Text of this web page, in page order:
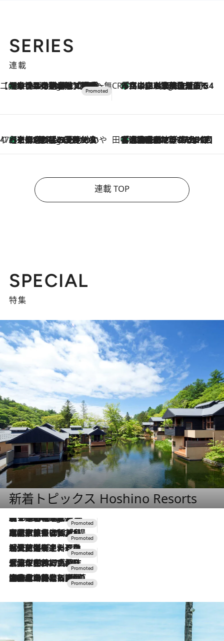
SERIES
連載
【CREA×星野リゾート】唯一無二。癒しと発見が待つ場所へ
5 Hours Ago
【トンボの足水浴】ヒノキの香りに包まれて涼感マックス！約13℃の湧水かけ流しを避暑地「星野温泉 トンボの湯」で体験 CREA'S CHOICE
7 Hours Ago
「立川にも歌舞伎があるんだよ」 片岡仁左衛門・市川中車ら豪華座組みで4年目の立川立飛歌舞伎へ
47都道府県の手みやげ ひんやりスイーツで夏を満喫
7 Hours Ago
【京都府】この夏絶対食べたい 冷やしておいしいおやつ3選 ひと口目から心を掴む新緑のテリーヌ 田中稲の勝手に再ブーム
2026.8.7
「湘南乃風に憧れて」観客大盛上がりの“タオル回し”に、ラッパー顔負けの高速歌唱まで…さだまさし（74）のアグレッシブすぎる現在地
連載 TOP
SPECIAL
特集
新着トピックス Hoshino Resorts
5 Hours Ago
【トンボの足水浴】ヒノキの香りに包まれて涼感マックス！約13℃の湧水かけ流しを避暑地「星野温泉 トンボの湯」で体験
2026.7.31
【ホテル帰省】という選択肢をOMOが提案。家族とほどよい距離を保つには「昼は実家、夜は気兼ねなくホテルで！」
2026.7.24
【夏限定ディナーコース】旬を迎える稚鮎や花ズッキーニなどをイタリア・トスカーナの郷土料理の手法で満喫！
2026.7.17
「土佐和ハーブかき氷」がOMO7高知に登場！生姜、山椒、大葉など目にも舌にも涼を呼ぶ郷土の味
2026.7.10
NEW OPEN！【界 草津】名湯の地に誕生。趣の異なる2種の温泉と上州ならではの会席・蕎麦割烹など美食を味わう究極の癒やし旅